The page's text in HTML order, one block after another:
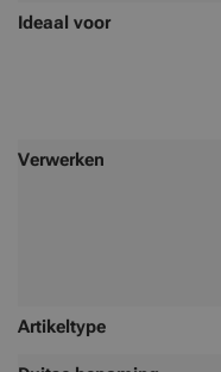
Ideaal voor
Verwerken
Artikeltype